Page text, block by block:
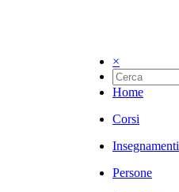
×
Home
Corsi
Insegnamenti
Persone